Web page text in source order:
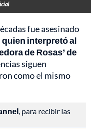
fue asesinado
interpretó al
de Rosas’ de
siguen
como el mismo
, para recibir las